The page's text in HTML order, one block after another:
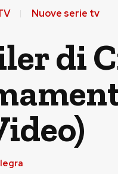
Nuove serie tv
di